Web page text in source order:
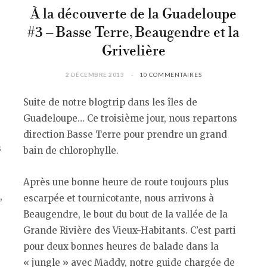
À la découverte de la Guadeloupe
#3 – Basse Terre, Beaugendre et la
Grivelière
2 DÉCEMBRE 2013 10 COMMENTAIRES
Suite de notre blogtrip dans les îles de
Guadeloupe… Ce troisième jour, nous repartons
direction Basse Terre pour prendre un grand
bain de chlorophylle.
Après une bonne heure de route toujours plus
escarpée et tournicotante, nous arrivons à
Beaugendre, le bout du bout de la vallée de la
Grande Rivière des Vieux-Habitants. C’est parti
pour deux bonnes heures de balade dans la
« jungle » avec Maddy, notre guide chargée de